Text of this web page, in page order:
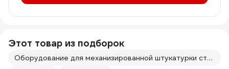
Этот товар из подборок
Оборудование для механизированной штукатурки стен